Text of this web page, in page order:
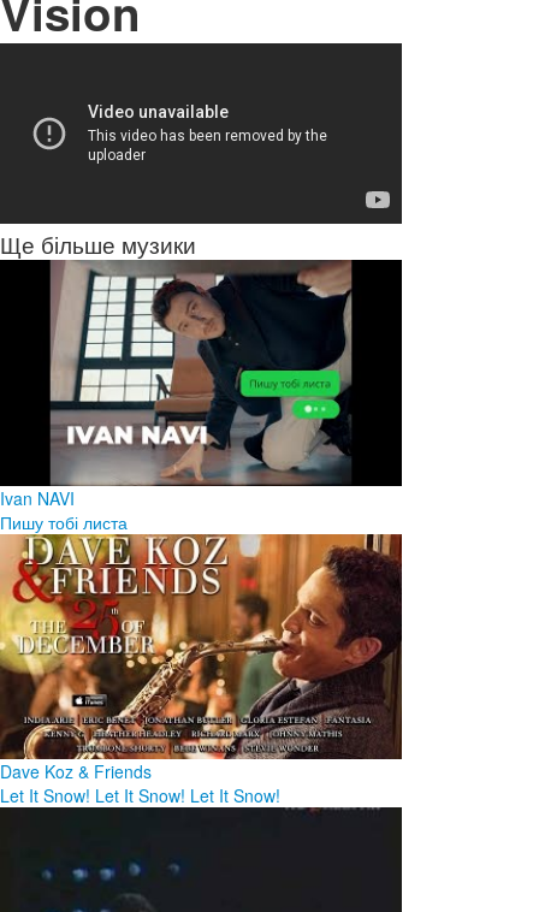
Ще більше музики
Ivan NAVI
Пишу тобі листа
Dave Koz & Friends
Let It Snow! Let It Snow! Let It Snow!